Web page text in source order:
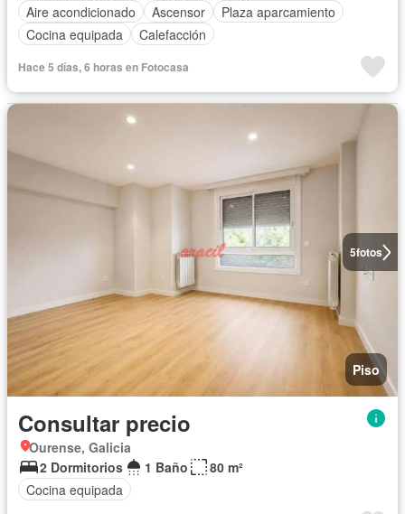
Aire acondicionado
Ascensor
Plaza aparcamiento
Cocina equipada
Calefacción
Hace 5 días, 6 horas en Fotocasa
5fotos
Piso
Consultar precio
Ourense, Galicia
2 Dormitorios
1 Baño
80 m²
Cocina equipada